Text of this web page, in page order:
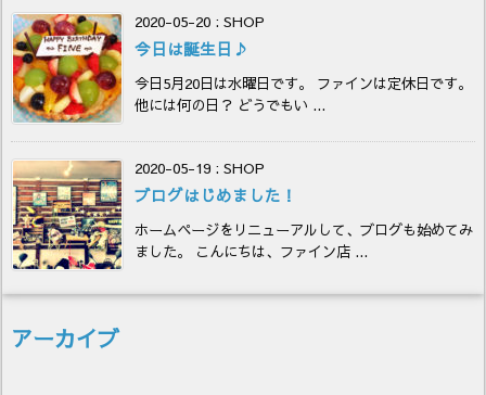
2020-05-20 : SHOP
今日は誕生日♪
今日5月20日は水曜日です。 ファインは定休日です。
他には何の日？ どうでもい ...
2020-05-19 : SHOP
ブログはじめました！
ホームページをリニューアルして、ブログも始めてみ
ました。 こんにちは、ファイン店 ...
アーカイブ